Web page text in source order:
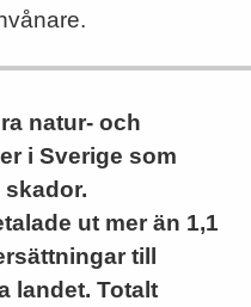
natur- och
i Sverige som
ut mer än 1,1
till
landet. Totalt